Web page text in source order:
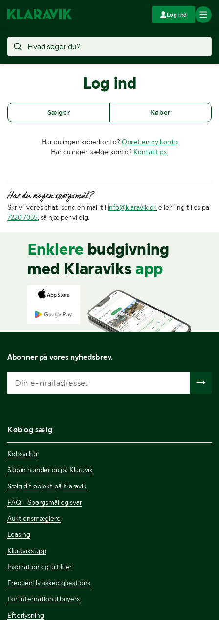
Log ind
Log ind
Sælger Køber
Har du ingen køberkonto? Opret en ny konto
Har du ingen sælgerkonto? Kontakt os
Har du nogen spørgsmål?
Skriv i vores chat, send en mail til info@klaravik.dk eller ring til os på
7220 7035 , så hjælper vi dig.
Enklere budgivning
med Klaraviks app
Abonner på vores nyhedsbrev.
Køb og sælg
Købsvilkår
Sådan handler du på Klaravik
Sælg dit objekt på Klaravik
FAQ - Spørgsmål og svar
Auktionsmæglere
Leasing
Klaraviks app
Inspiration og artikler
Frequently asked questions
For international buyers
Efterlysning